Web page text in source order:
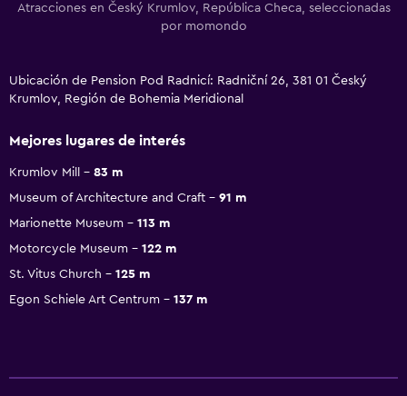
Atracciones en Český Krumlov, República Checa, seleccionadas
por momondo
Ubicación de Pension Pod Radnicí: Radniční 26, 381 01 Český
Krumlov, Región de Bohemia Meridional
Mejores lugares de interés
Krumlov Mill
83 m
Museum of Architecture and Craft
91 m
Marionette Museum
113 m
Motorcycle Museum
122 m
St. Vitus Church
125 m
Egon Schiele Art Centrum
137 m